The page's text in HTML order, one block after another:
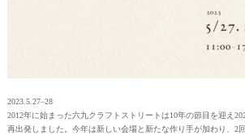
2023.5.27–28
2012年に始まった六九クラフトストリートは10年の節目を迎え
再出発しました。今年は新しい会場と新たな作り手が加わり、2